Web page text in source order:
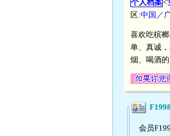
个人档案<
区:中国／
喜欢吃槟
单、真诚
烟、喝酒
会员